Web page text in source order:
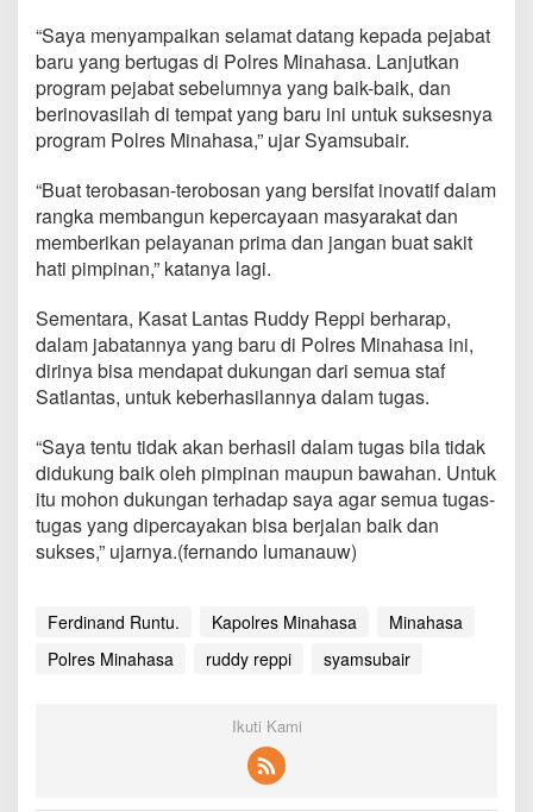
a
k
a
s
d
i
o
l
r
e
n
a
h
a
a
“Saya menyampaikan selamat datang kepada pejabat
baru yang bertugas di Polres Minahasa. Lanjutkan
program pejabat sebelumnya yang baik-baik, dan
berinovasilah di tempat yang baru ini untuk suksesnya
program Polres Minahasa,” ujar Syamsubair.
“Buat terobasan-terobosan yang bersifat inovatif dalam
rangka membangun kepercayaan masyarakat dan
memberikan pelayanan prima dan jangan buat sakit
hati pimpinan,” katanya lagi.
Sementara, Kasat Lantas Ruddy Reppi berharap,
dalam jabatannya yang baru di Polres Minahasa ini,
dirinya bisa mendapat dukungan dari semua staf
Satlantas, untuk keberhasilannya dalam tugas.
“Saya tentu tidak akan berhasil dalam tugas bila tidak
didukung baik oleh pimpinan maupun bawahan. Untuk
itu mohon dukungan terhadap saya agar semua tugas-
tugas yang dipercayakan bisa berjalan baik dan
sukses,” ujarnya.(fernando lumanauw)
Ferdinand Runtu. Kapolres Minahasa
Minahasa
Polres Minahasa
ruddy reppi syamsubair
Ikuti Kami